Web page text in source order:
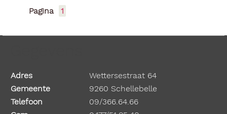
Pagina
1
Adres
Wettersestraat 64
Gemeente
9260 Schellebelle
Telefoon
09/366.64.66